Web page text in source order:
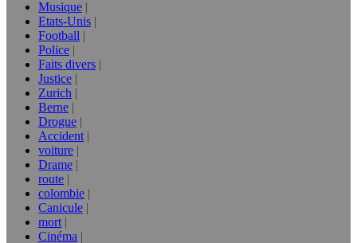
Musique
Etats-Unis
Football
Police
Faits divers
Justice
Zurich
Berne
Drogue
Accident
voiture
Drame
route
colombie
Canicule
mort
Cinéma